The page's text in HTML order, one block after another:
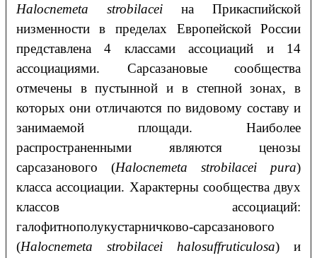
Halocnemeta strobilaceiна Прикаспийской
низменности в пределах Европейской России
представлена 4 классами ассоциаций и 14
ассоциациями. Сарсазановые сообщества
отмечены в пустынной и в степной зонах, в
которых они отличаются по видовому составу и
занимаемой площади. Наиболее
распространенными являются ценозы
сарсазанового (Halocnemeta strobilacei pura)
класса ассоциации. Характерны сообщества двух
классов ассоциаций:
галофитнополукустарничково-сарсазанового
(Halocnemeta strobilacei halosuffruticulosa) и